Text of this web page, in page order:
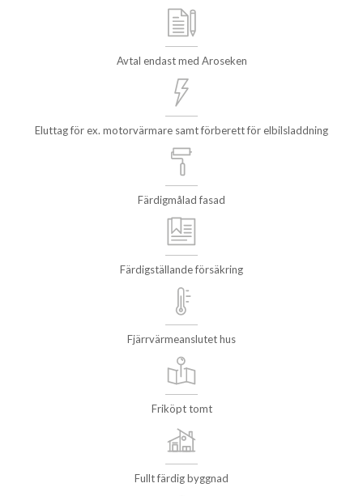
Avtal endast med Aroseken
Eluttag för ex. motorvärmare samt förberett för elbilsladdning
Färdigmålad fasad
Färdigställande försäkring
Fjärrvärmeanslutet hus
Friköpt tomt
Fullt färdig byggnad